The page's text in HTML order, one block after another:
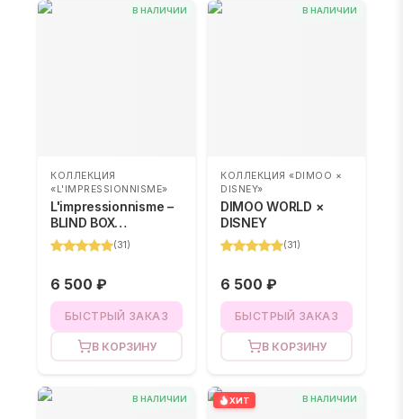
В НАЛИЧИИ
КОЛЛЕКЦИЯ
«L'IMPRESSIONNISME»
L'impressionnisme –
BLIND BOX
(случайный цвет)
(31 )
6 500 ₽
БЫСТРЫЙ ЗАКАЗ
В КОРЗИНУ
В НАЛИЧИИ
КОЛЛЕКЦИЯ «DIMOO ×
DISNEY»
DIMOO WORLD ×
DISNEY
(31 )
6 500 ₽
БЫСТРЫЙ ЗАКАЗ
В КОРЗИНУ
В НАЛИЧИИ В НАЛИЧИИ
ХИТ